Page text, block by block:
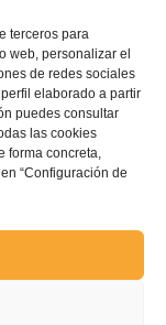
terceros para
web, personalizar el
de redes sociales
elaborado a partir
puedes consultar
las cookies
forma concreta,
“Configuración de